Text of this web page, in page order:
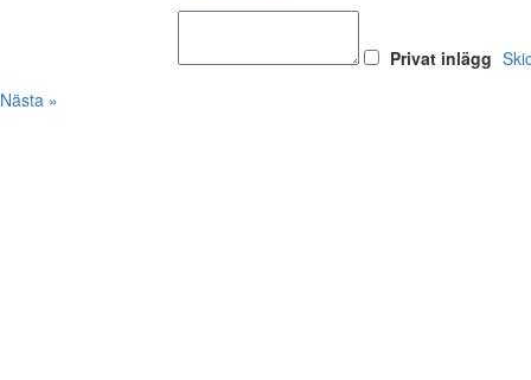
Privat inlägg
Nästa »